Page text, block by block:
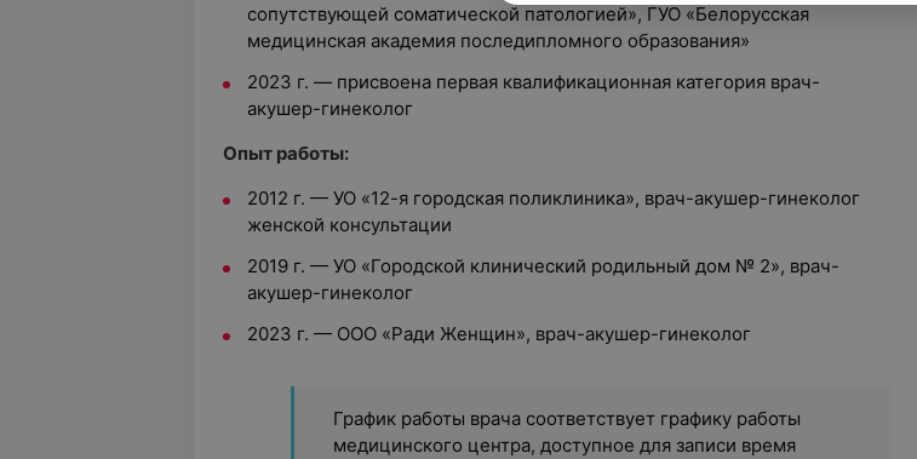
сопутствующей соматической патологией», ГУО «Белорусская
медицинская академия последипломного образования»
2023 г. — присвоена первая квалификационная категория врач-
акушер-гинеколог
Опыт работы:
2012 г. — УО «12-я городская поликлиника», врач-акушер-гинеколог
женской консультации
2019 г. — УО «Городской клинический родильный дом № 2», врач-
акушер-гинеколог
2023 г. — ООО «Ради Женщин», врач-акушер-гинеколог
График работы врача соответствует графику работы
медицинского центра, доступное для записи время